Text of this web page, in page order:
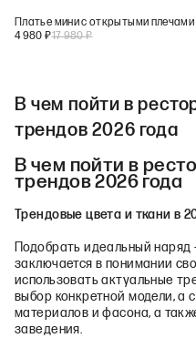
Платье мини с открытыми плечами
4 980 ₽17 980₽
В чем пойти в
трендов 2026 года
В чем пойти в
трендов 2026 года
Трендовые цвета и ткани в
Подобрать идеальный наряд
заключается в понимании
использовать актуальные
выбор конкретной модели, а
материалов и фасона, а
заведения.